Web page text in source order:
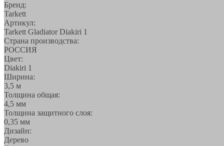
Бренд:
Tarkett
Артикул:
Tarkett Gladiator Diakiri 1
Страна производства:
РОССИЯ
Цвет:
Diakiri 1
Ширина:
3,5 м
Толщина общая:
4,5 мм
Толщина защитного слоя:
0,35 мм
Дизайн:
Дерево